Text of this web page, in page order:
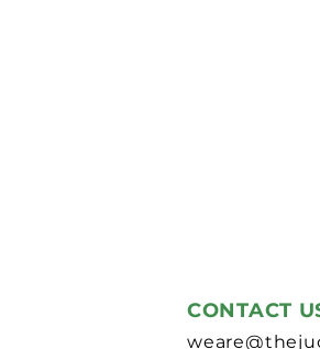
CONTACT